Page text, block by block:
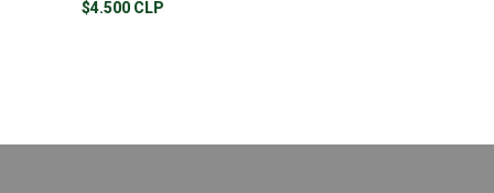
$4.500 CLP